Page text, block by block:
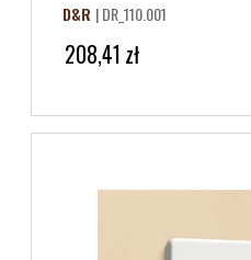
D&R | DR_110.001
208,41 zł